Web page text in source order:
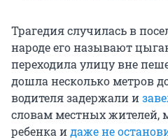
Трагедия случилась в
народе его называют
переходила улицу вне
дошла несколько метров
водителя задержали и
словам местных жителей,
ребенка идаже не